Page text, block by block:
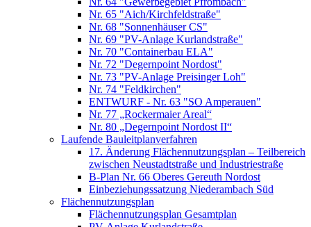
Nr. 65 "Aich/Kirchfeldstraße"
Nr. 68 "Sonnenhäuser CS"
Nr. 69 "PV-Anlage Kurlandstraße"
Nr. 70 "Containerbau ELA"
Nr. 72 "Degernpoint Nordost"
Nr. 73 "PV-Anlage Preisinger Loh"
Nr. 74 "Feldkirchen"
ENTWURF - Nr. 63 "SO Amperauen"
Nr. 77 „Rockermaier Areal“
Nr. 80 „Degernpoint Nordost II“
Laufende Bauleitplanverfahren
17. Änderung Flächennutzungsplan – Teilbereich
zwischen Neustadtstraße und Industriestraße
B-Plan Nr. 66 Oberes Gereuth Nordost
Einbeziehungssatzung Niederambach Süd
Flächennutzungsplan
Flächennutzungsplan Gesamtplan